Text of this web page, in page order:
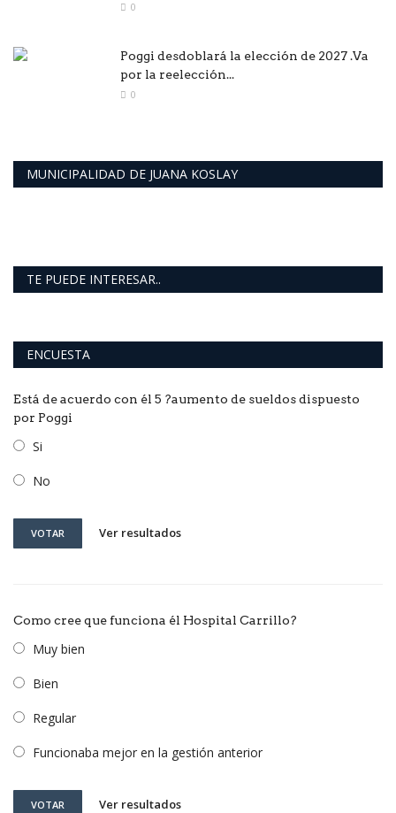
0
Poggi desdoblará la elección de 2027 .Va
por la reelección...
0
MUNICIPALIDAD DE JUANA KOSLAY
TE PUEDE INTERESAR..
ENCUESTA
Está de acuerdo con él 5 ?aumento de sueldos dispuesto
por Poggi
Si
No
VOTAR Ver resultados
Como cree que funciona él Hospital Carrillo?
Muy bien
Bien
Regular
Funcionaba mejor en la gestión anterior
VOTAR Ver resultados